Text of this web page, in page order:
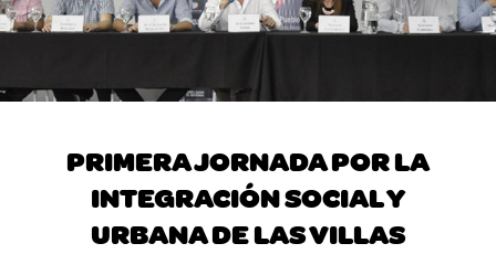
PRIMERA JORNADA POR LA
INTEGRACIÓN SOCIAL Y
URBANA DE LAS VILLAS